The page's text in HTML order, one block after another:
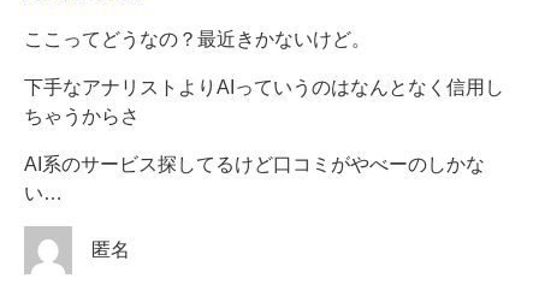
ここってどうなの？最近きかないけど。
下手なアナリストよりAIっていうのはなんとなく信用し
ちゃうからさ
AI系のサービス探してるけど口コミがやべーのしかな
い…
匿名